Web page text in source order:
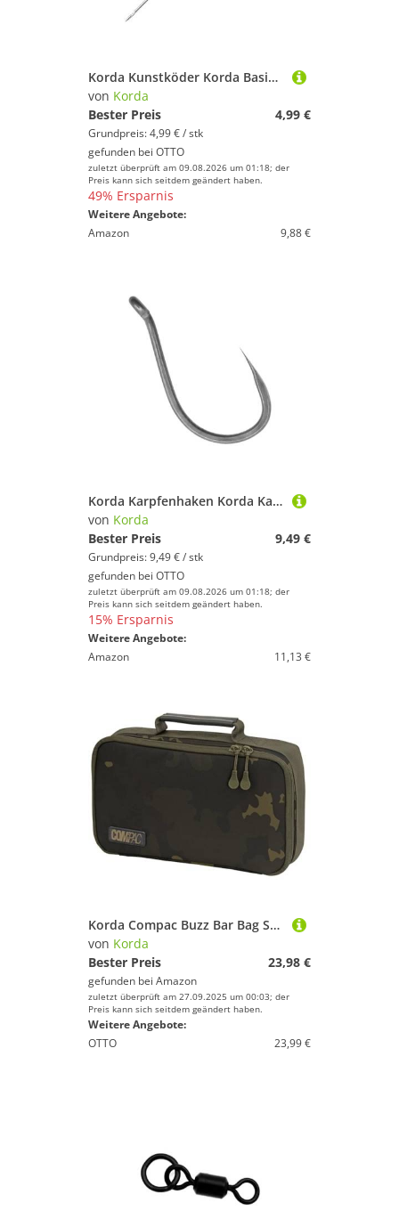
Korda Kunstköder Korda Basix Baiting Needle - Ködernadel
von Korda
Bester Preis
4,99 €
Grundpreis: 4,99 € / stk
gefunden bei OTTO
zuletzt überprüft am 09.08.2026 um 01:18; der
Preis kann sich seitdem geändert haben.
49% Ersparnis
Weitere Angebote:
Amazon
9,88 €
Korda Karpfenhaken Korda Kamakura Choddy Barbless Hooks - 10 Karpfenhaken
von Korda
Bester Preis
9,49 €
Grundpreis: 9,49 € / stk
gefunden bei OTTO
zuletzt überprüft am 09.08.2026 um 01:18; der
Preis kann sich seitdem geändert haben.
15% Ersparnis
Weitere Angebote:
Amazon
11,13 €
Korda Compac Buzz Bar Bag Small Dark Kamo 25x17x8cm - Angeltasche, Zubehörtasche, Tasche zum Karpfenangeln
von Korda
Bester Preis
23,98 €
gefunden bei Amazon
zuletzt überprüft am 27.09.2025 um 00:03; der
Preis kann sich seitdem geändert haben.
Weitere Angebote:
OTTO
23,99 €